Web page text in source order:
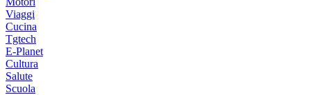
Viaggi
Cucina
Tgtech
E-Planet
Cultura
Salute
Scuola